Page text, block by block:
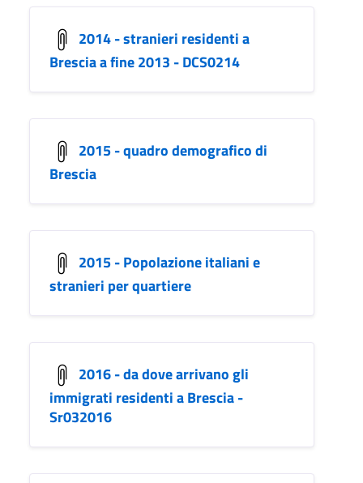
2014 - stranieri residenti a
Brescia a fine 2013 - DCS0214
2015 - quadro demografico di
Brescia
2015 - Popolazione italiani e
stranieri per quartiere
2016 - da dove arrivano gli
immigrati residenti a Brescia -
Sr032016